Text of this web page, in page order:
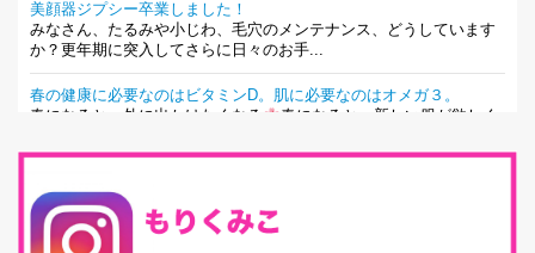
美顔器ジプシー卒業しました！
みなさん、たるみや小じわ、毛穴のメンテナンス、どうしています
か？更年期に突入してさらに日々のお手...
春の健康に必要なのはビタミンD。肌に必要なのはオメガ３。
春になると、外に出かけたくなる
春になると、新しい服が欲しく
最近、グラノーラ迷子になっていた私です。が、と〜〜〜っても美
味しくて栄養たっぷりのグラノーラを発...